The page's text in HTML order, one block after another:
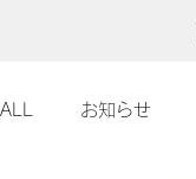
ALL お知らせ